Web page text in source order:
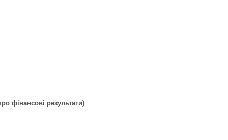
фінансові результати)